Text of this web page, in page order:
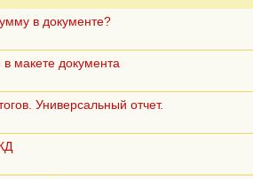
в документе?
макете документа
Универсальный отчет.